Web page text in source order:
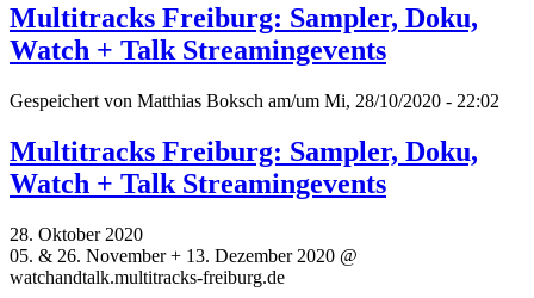
Multitracks Freiburg: Sampler, Doku,
Watch + Talk Streamingevents
Gespeichert von Matthias Boksch am/um Mi, 28/10/2020 - 22:02
Multitracks Freiburg: Sampler, Doku,
Watch + Talk Streamingevents
28. Oktober 2020
05. & 26. November + 13. Dezember 2020 @
watchandtalk.multitracks-freiburg.de